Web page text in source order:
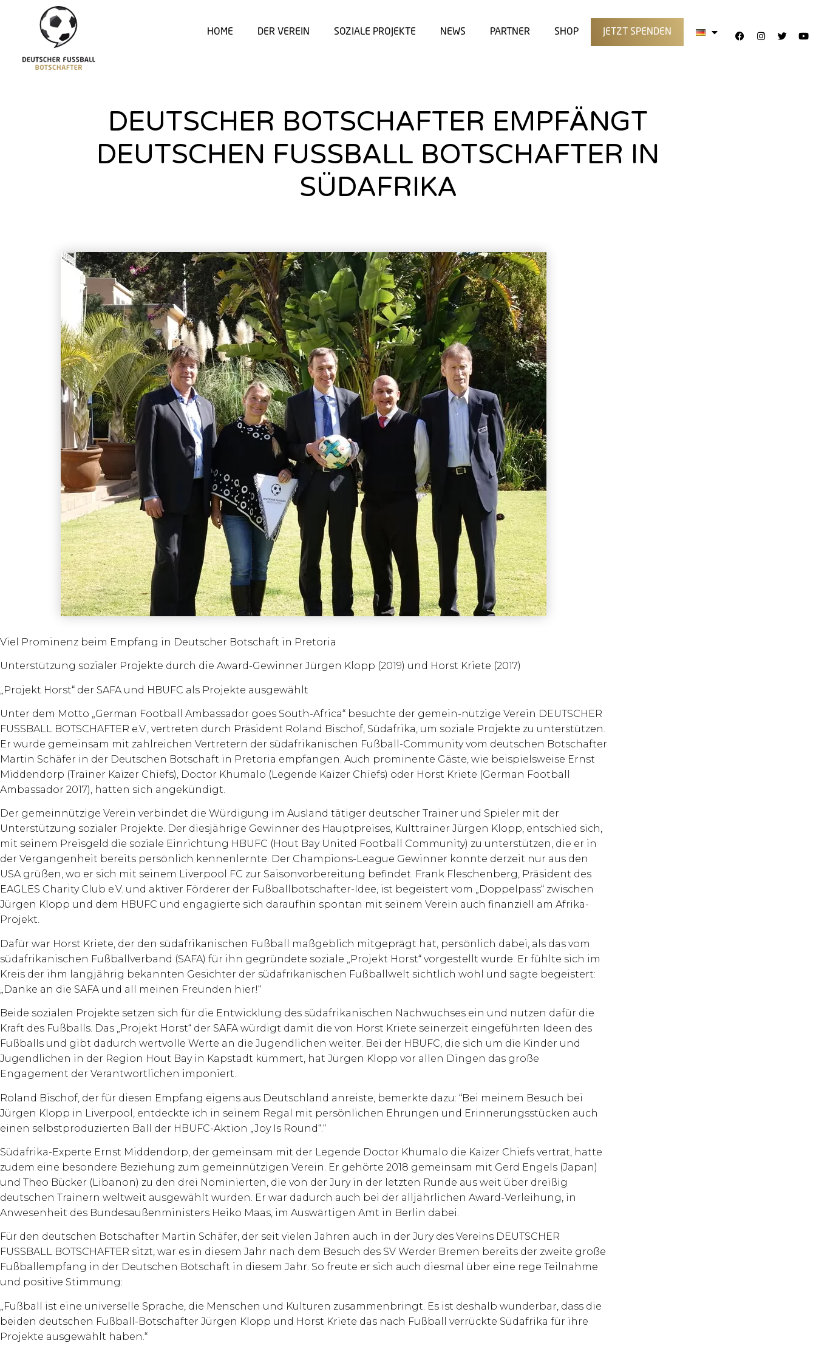
HOME DER VEREIN SOZIALE PROJEKTE NEWS PARTNER SHOP JETZT SPENDEN
DEUTSCHER BOTSCHAFTER EMPFÄNGT
DEUTSCHEN FUSSBALL BOTSCHAFTER IN
SÜDAFRIKA
Viel Prominenz beim Empfang in Deutscher Botschaft in Pretoria
Unterstützung sozialer Projekte durch die Award-Gewinner Jürgen Klopp (2019) und Horst Kriete (2017)
„Projekt Horst“ der SAFA und HBUFC als Projekte ausgewählt
Unter dem Motto „German Football Ambassador goes South-Africa“ besuchte der gemein-nützige Verein DEUTSCHER
FUSSBALL BOTSCHAFTER e.V., vertreten durch Präsident Roland Bischof, Südafrika, um soziale Projekte zu unterstützen.
Er wurde gemeinsam mit zahlreichen Vertretern der südafrikanischen Fußball-Community vom deutschen Botschafter
Martin Schäfer in der Deutschen Botschaft in Pretoria empfangen. Auch prominente Gäste, wie beispielsweise Ernst
Middendorp (Trainer Kaizer Chiefs), Doctor Khumalo (Legende Kaizer Chiefs) oder Horst Kriete (German Football
Ambassador 2017), hatten sich angekündigt.
Der gemeinnützige Verein verbindet die Würdigung im Ausland tätiger deutscher Trainer und Spieler mit der
Unterstützung sozialer Projekte. Der diesjährige Gewinner des Hauptpreises, Kulttrainer Jürgen Klopp, entschied sich,
mit seinem Preisgeld die soziale Einrichtung HBUFC (Hout Bay United Football Community) zu unterstützen, die er in
der Vergangenheit bereits persönlich kennenlernte. Der Champions-League Gewinner konnte derzeit nur aus den
USA grüßen, wo er sich mit seinem Liverpool FC zur Saisonvorbereitung befindet. Frank Fleschenberg, Präsident des
EAGLES Charity Club e.V. und aktiver Förderer der Fußballbotschafter-Idee, ist begeistert vom „Doppelpass“ zwischen
Jürgen Klopp und dem HBUFC und engagierte sich daraufhin spontan mit seinem Verein auch finanziell am Afrika-
Projekt.
Dafür war Horst Kriete, der den südafrikanischen Fußball maßgeblich mitgeprägt hat, persönlich dabei, als das vom
südafrikanischen Fußballverband (SAFA) für ihn gegründete soziale „Projekt Horst“ vorgestellt wurde. Er fühlte sich im
Kreis der ihm langjährig bekannten Gesichter der südafrikanischen Fußballwelt sichtlich wohl und sagte begeistert:
„Danke an die SAFA und all meinen Freunden hier!“
Beide sozialen Projekte setzen sich für die Entwicklung des südafrikanischen Nachwuchses ein und nutzen dafür die
Kraft des Fußballs. Das „Projekt Horst“ der SAFA würdigt damit die von Horst Kriete seinerzeit eingeführten Ideen des
Fußballs und gibt dadurch wertvolle Werte an die Jugendlichen weiter. Bei der HBUFC, die sich um die Kinder und
Jugendlichen in der Region Hout Bay in Kapstadt kümmert, hat Jürgen Klopp vor allen Dingen das große
Engagement der Verantwortlichen imponiert.
Roland Bischof, der für diesen Empfang eigens aus Deutschland anreiste, bemerkte dazu: “Bei meinem Besuch bei
Jürgen Klopp in Liverpool, entdeckte ich in seinem Regal mit persönlichen Ehrungen und Erinnerungsstücken auch
einen selbstproduzierten Ball der HBUFC-Aktion „Joy Is Round“.“
Südafrika-Experte Ernst Middendorp, der gemeinsam mit der Legende Doctor Khumalo die Kaizer Chiefs vertrat, hatte
zudem eine besondere Beziehung zum gemeinnützigen Verein. Er gehörte 2018 gemeinsam mit Gerd Engels (Japan)
und Theo Bücker (Libanon) zu den drei Nominierten, die von der Jury in der letzten Runde aus weit über dreißig
deutschen Trainern weltweit ausgewählt wurden. Er war dadurch auch bei der alljährlichen Award-Verleihung, in
Anwesenheit des Bundesaußenministers Heiko Maas, im Auswärtigen Amt in Berlin dabei.
Für den deutschen Botschafter Martin Schäfer, der seit vielen Jahren auch in der Jury des Vereins DEUTSCHER
FUSSBALL BOTSCHAFTER sitzt, war es in diesem Jahr nach dem Besuch des SV Werder Bremen bereits der zweite große
Fußballempfang in der Deutschen Botschaft in diesem Jahr. So freute er sich auch diesmal über eine rege Teilnahme
und positive Stimmung:
„Fußball ist eine universelle Sprache, die Menschen und Kulturen zusammenbringt. Es ist deshalb wunderbar, dass die
beiden deutschen Fußball-Botschafter Jürgen Klopp und Horst Kriete das nach Fußball verrückte Südafrika für ihre
Projekte ausgewählt haben.“